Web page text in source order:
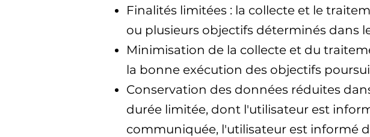
Finalités limitées : la collecte et le
ou plusieurs objectifs déterminés dans
Minimisation de la collecte et du
la bonne exécution des objectifs
Conservation des données réduites
durée limitée, dont l'utilisateur est
communiquée, l'utilisateur est informé